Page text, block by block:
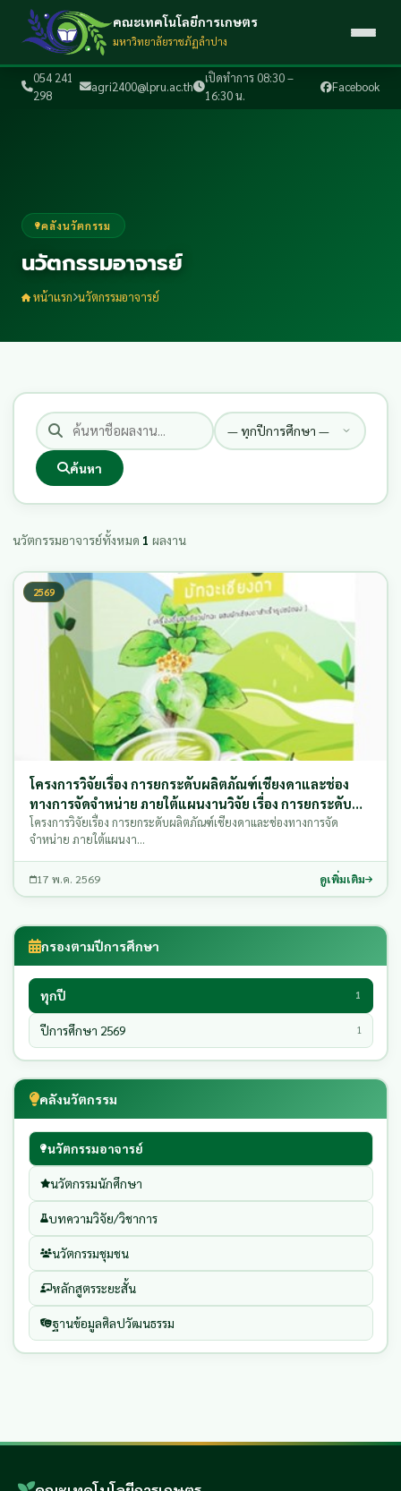
054 241
298
agri2400@lpru.ac.th
เปิดทำการ 08:30 –
16:30 น.
Facebook
คณะเทคโนโลยีการเกษตร
มหาวิทยาลัยราชภัฏลำปาง
คลังนวัตกรรม
นวัตกรรมอาจารย์
หน้าแรก นวัตกรรมอาจารย์
ค้นหา
นวัตกรรมอาจารย์ทั้งหมด 1 ผลงาน
2569
โครงการวิจัยเรื่อง การยกระดับผลิตภัณฑ์เชียงดาและช่อง
ทางการจัดจำหน่าย ภายใต้แผนงานวิจัย เรื่อง การยกระดับ
ผลิตภัณฑ์จากเชียงดาสู่มาตรฐานอาหารปลอดภัย
โครงการวิจัยเรื่อง การยกระดับผลิตภัณฑ์เชียงดาและช่องทางการจัด
จำหน่าย ภายใต้แผนงา…
17 พ.ค. 2569 ดูเพิ่มเติม
กรองตามปีการศึกษา
ทุกปี 1
ปีการศึกษา 2569 1
คลังนวัตกรรม
นวัตกรรมอาจารย์
นวัตกรรมนักศึกษา
บทความวิจัย/วิชาการ
นวัตกรรมชุมชน
หลักสูตรระยะสั้น
ฐานข้อมูลศิลปวัฒนธรรม